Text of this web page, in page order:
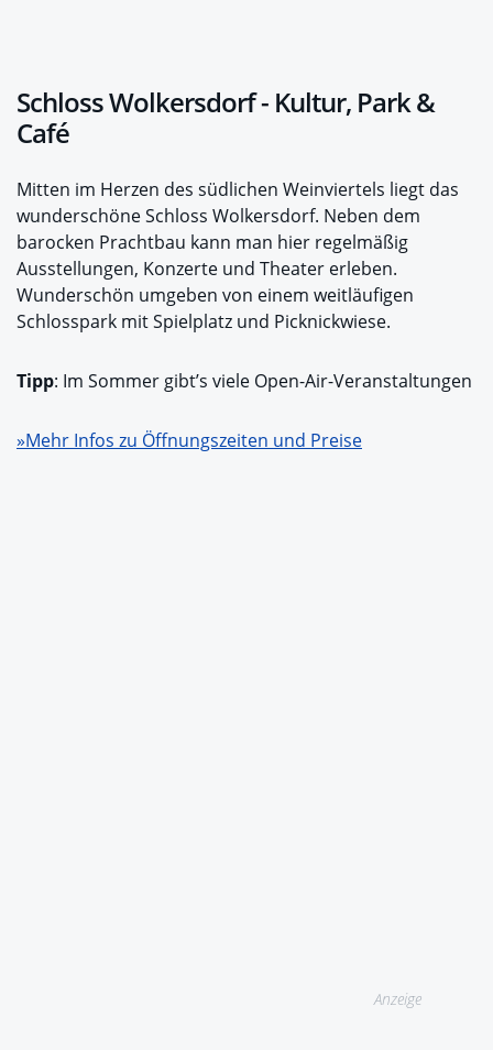
Schloss Wolkersdorf - Kultur, Park &
Café
Mitten im Herzen des südlichen Weinviertels liegt das
wunderschöne Schloss Wolkersdorf. Neben dem
barocken Prachtbau kann man hier regelmäßig
Ausstellungen, Konzerte und Theater erleben.
Wunderschön umgeben von einem weitläufigen
Schlosspark mit Spielplatz und Picknickwiese.
Tipp: Im Sommer gibt’s viele Open-Air-Veranstaltungen
»Mehr Infos zu Öffnungszeiten und Preise
Anzeige